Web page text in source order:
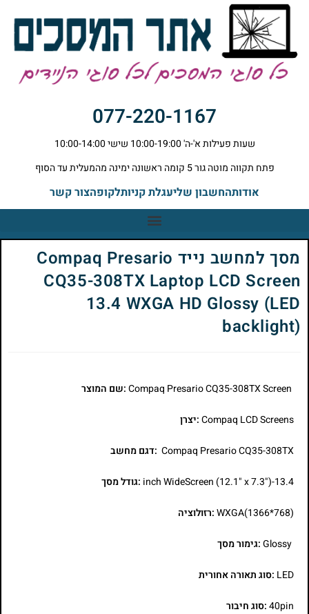
077-220-1167
שעות פעילות א'-ה' 10:00-19:00 שישי 10:00-14:00
פתח תקווה מוטה גור 5 קומה ראשונה ימינה מהמעלית עד הסוף
אודותהחשבון שליעגלת קניותלקופהצור קשר
מסך למחשב נייד Compaq Presario
CQ35-308TX Laptop LCD Screen
13.4 WXGA HD Glossy (LED
backlight)
:שם המוצר
Compaq LCD Screens:יצרן
Compaq Presario CQ35-308TX :דגם מחשב
13.4-inch WideScreen (12.1" x 7.3") :גודל מסך
WXGA(1366*768):רזולוציה
Glossy:גימור מסך
LED :סוג תאורה אחורית
40pin:סוג חיבור